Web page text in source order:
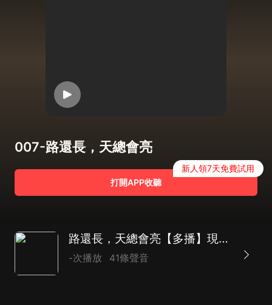
007-路還長，天總會亮
打開APP收聽
新人領7天免費試用
路還長，天總會亮【多播】現代/言情/淒美校園愛情
-次播放 41條聲音